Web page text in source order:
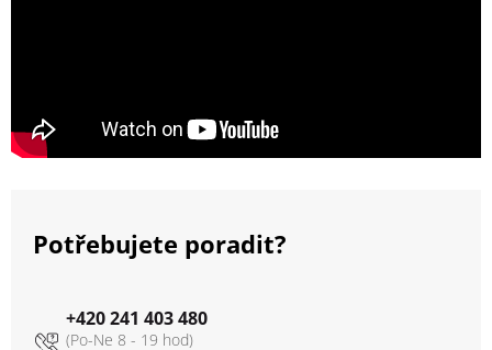
Potřebujete poradit?
+420 241 403 480